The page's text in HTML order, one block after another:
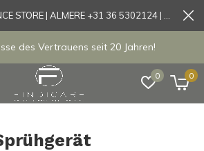
0 0
des Vertrauens seit 20 Jahren!